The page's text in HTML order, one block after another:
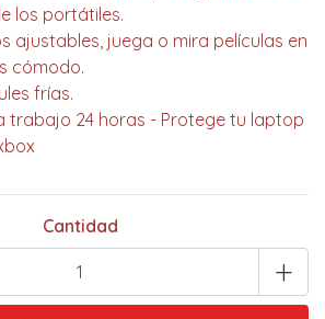
los portátiles.
ajustables, juega o mira películas en
cómodo.
frías.
trabajo 24 horas - Protege tu laptop
Cantidad
+